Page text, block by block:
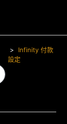
Infinity 付款
設定